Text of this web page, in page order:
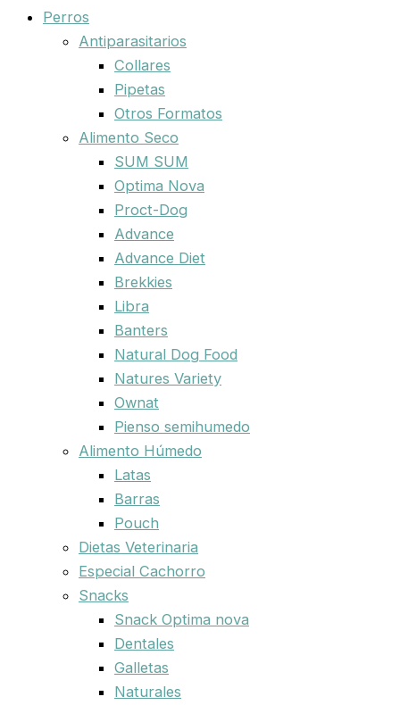
Perros
Antiparasitarios
Collares
Pipetas
Otros Formatos
Alimento Seco
SUM SUM
Optima Nova
Proct-Dog
Advance
Advance Diet
Brekkies
Libra
Banters
Natural Dog Food
Natures Variety
Ownat
Pienso semihumedo
Alimento Húmedo
Latas
Barras
Pouch
Dietas Veterinaria
Especial Cachorro
Snacks
Snack Optima nova
Dentales
Galletas
Naturales